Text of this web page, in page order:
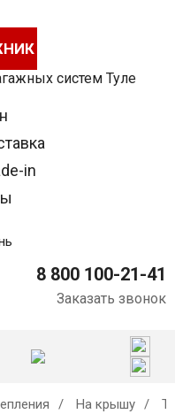
in
8 800 100-21-41
Заказать звонок
На крышу